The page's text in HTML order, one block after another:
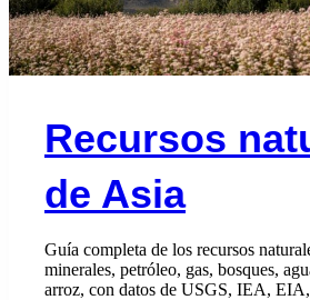
Recursos
de Asia
Guía completa de los recursos
minerales, petróleo, gas, bosques,
arroz, con datos de USGS, IEA,